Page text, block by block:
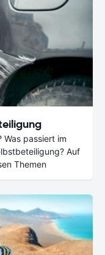
Was passiert im
Auf
Themen